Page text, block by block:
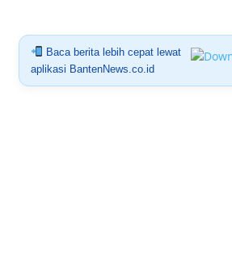
Baca berita lebih cepat lewat
aplikasi BantenNews.co.id